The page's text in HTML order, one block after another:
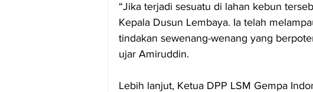
“Jika terjadi sesuatu di lahan kebun
Kepala Dusun Lembaya. Ia telah
tindakan sewenang-wenang yang
ujar Amiruddin.
Lebih lanjut, Ketua DPP LSM Gempa